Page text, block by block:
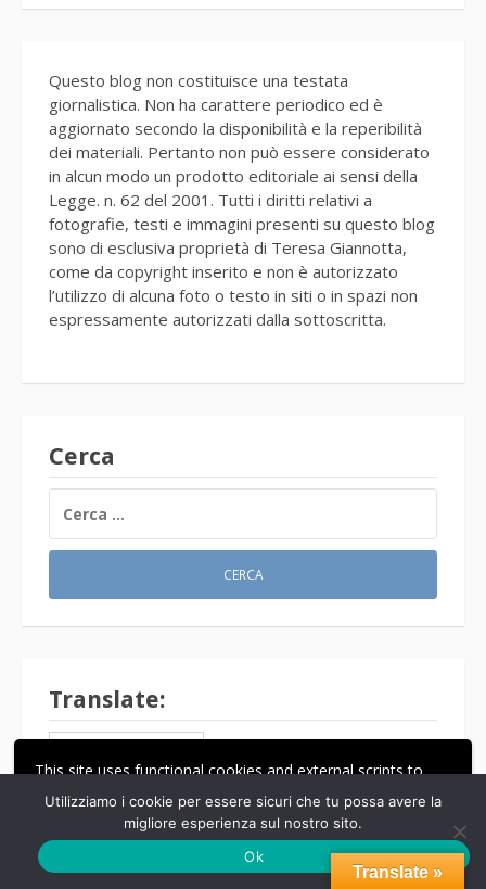
This site uses functional cookies and external scripts to
improve your experience.
LE MIE IMPOSTAZIONI
ACCETTA
Questo blog non costituisce una testata
giornalistica. Non ha carattere periodico ed è
aggiornato secondo la disponibilità e la reperibilità
dei materiali. Pertanto non può essere considerato
in alcun modo un prodotto editoriale ai sensi della
Legge. n. 62 del 2001. Tutti i diritti relativi a
fotografie, testi e immagini presenti su questo blog
sono di esclusiva proprietà di Teresa Giannotta,
come da copyright inserito e non è autorizzato
l’utilizzo di alcuna foto o testo in siti o in spazi non
espressamente autorizzati dalla sottoscritta.
Cerca
PER:
Translate:
Powered by Translate
Translate »
Utilizziamo i cookie per essere sicuri che tu possa avere la
migliore esperienza sul nostro sito.
Ok